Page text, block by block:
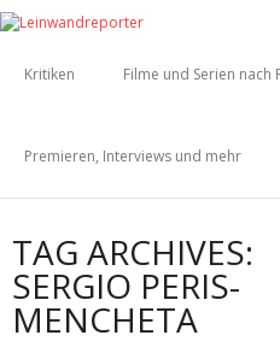
Kritiken Filme und Serien nach
Premieren, Interviews und mehr
TAG ARCHIVES:
SERGIO PERIS-
MENCHETA